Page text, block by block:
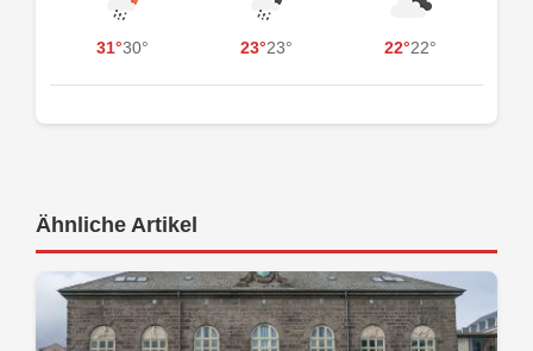
31°30° 23°23° 22°22°
Ähnliche Artikel